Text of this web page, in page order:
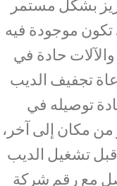
بشكل مستمر
تكون موجودة فيه
حادة في
تجفيف الديب
توصيله في
من مكان إلى آخر،
تشغيل الديب
مع رقم شركة